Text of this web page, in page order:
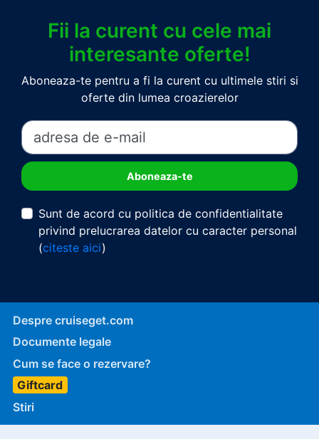
Fii la curent cu cele mai
interesante oferte!
Aboneaza-te pentru a fi la curent cu ultimele stiri si
oferte din lumea croazierelor
Sunt de acord cu politica de confidentialitate
privind prelucrarea datelor cu caracter personal
(citeste aici)
Despre cruiseget.com
Documente legale
Cum se face o rezervare?
Giftcard
Stiri